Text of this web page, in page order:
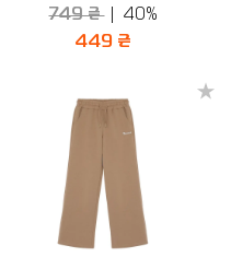
749 ₴ 40%
449 ₴